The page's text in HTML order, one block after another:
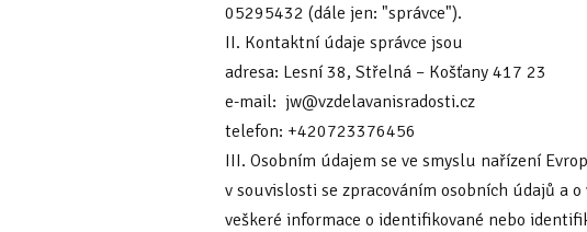
05295432 (dále jen: "správce").
II. Kontaktní údaje správce jsou
adresa: Lesní 38, Střelná – Košťany 417 23
e-mail: jw@vzdelavanisradosti.cz
telefon: +420723376456
III. Osobním údajem se ve smyslu nařízení
v souvislosti se zpracováním osobních údajů a
veškeré informace o identifikované nebo